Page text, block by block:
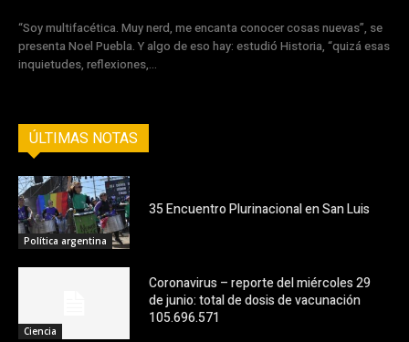
“Soy multifacética. Muy nerd, me encanta conocer cosas nuevas”, se
presenta Noel Puebla. Y algo de eso hay: estudió Historia, “quizá esas
inquietudes, reflexiones,...
ÚLTIMAS NOTAS
Política argentina
35 Encuentro Plurinacional en San Luis
Ciencia
Coronavirus – reporte del miércoles 29
de junio: total de dosis de vacunación
105.696.571